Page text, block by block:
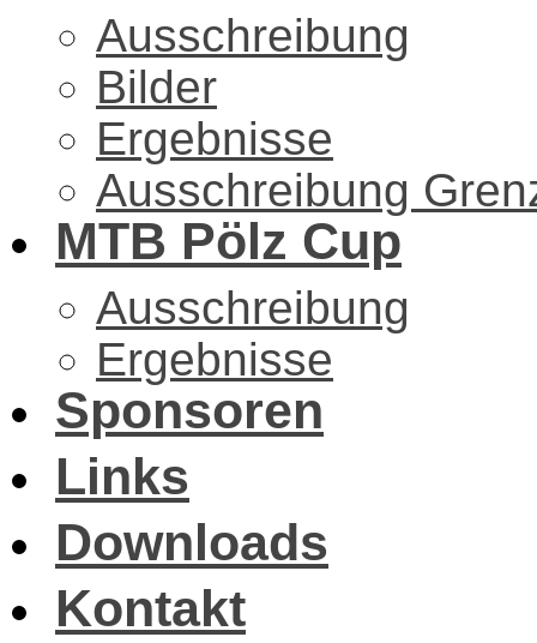
Ausschreibung
Bilder
Ergebnisse
Ausschreibung
MTB Pölz Cup
Ausschreibung
Ergebnisse
Sponsoren
Links
Downloads
Kontakt